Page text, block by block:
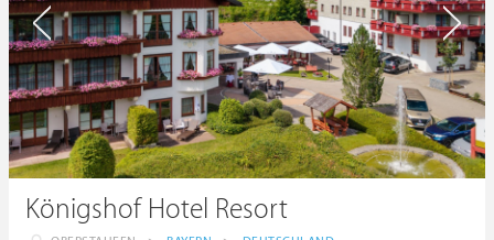
Königshof Hotel Resort